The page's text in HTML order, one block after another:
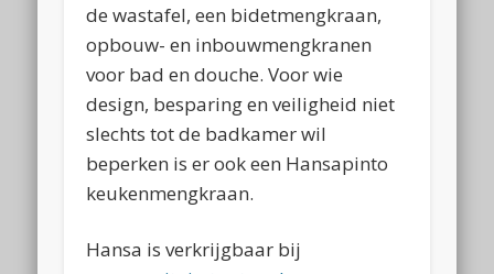
de wastafel, een bidetmengkraan,
opbouw- en inbouwmengkranen
voor bad en douche. Voor wie
design, besparing en veiligheid niet
slechts tot de badkamer wil
beperken is er ook een Hansapinto
keukenmengkraan.
Hansa is verkrijgbaar bij